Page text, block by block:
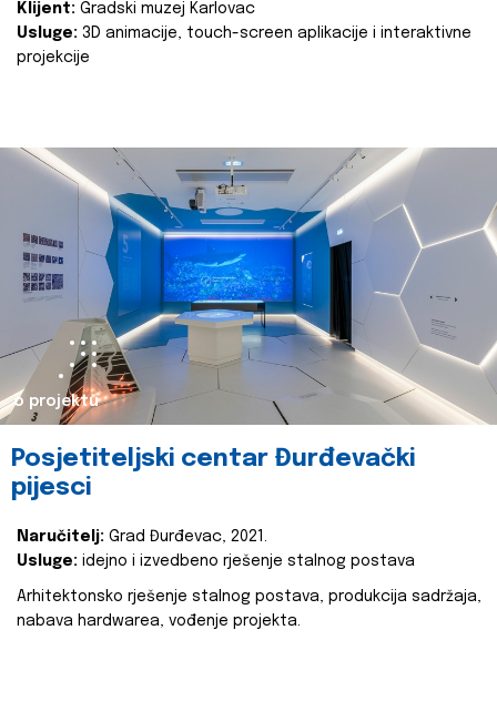
Klijent: Gradski muzej Karlovac
Usluge: 3D animacije, touch-screen aplikacije i interaktivne
projekcije
o projektu
Posjetiteljski centar Đurđevački
pijesci
Naručitelj: Grad Đurđevac, 2021.
Usluge: idejno i izvedbeno rješenje stalnog postava
Arhitektonsko rješenje stalnog postava, produkcija sadržaja,
nabava hardwarea, vođenje projekta.